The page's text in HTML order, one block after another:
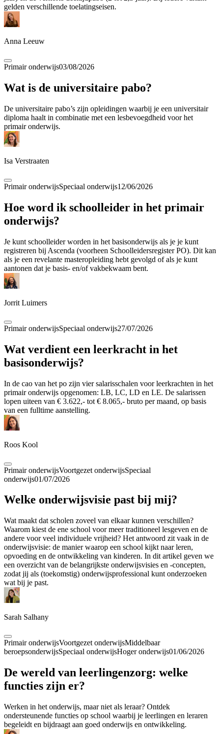
gelden verschillende toelatingseisen.
Anna Leeuw
Primair onderwijs03/08/2026
Wat is de universitaire pabo?
De universitaire pabo’s zijn opleidingen waarbij je een universitair
diploma haalt in combinatie met een lesbevoegdheid voor het
primair onderwijs.
Isa Verstraaten
Primair onderwijsSpeciaal onderwijs12/06/2026
Hoe word ik schoolleider in het primair
onderwijs?
Je kunt schoolleider worden in het basisonderwijs als je je kunt
registreren bij Ascenda (voorheen Schoolleidersregister PO). Dit kan
als je een revelante masteropleiding hebt gevolgd of als je kunt
aantonen dat je basis- en/of vakbekwaam bent.
Jorrit Luimers
Primair onderwijsSpeciaal onderwijs27/07/2026
Wat verdient een leerkracht in het
basisonderwijs?
In de cao van het po zijn vier salarisschalen voor leerkrachten in het
primair onderwijs opgenomen: LB, LC, LD en LE. De salarissen
lopen uiteen van € 3.622,- tot € 8.065,- bruto per maand, op basis
van een fulltime aanstelling.
Roos Kool
Primair onderwijsVoortgezet onderwijsSpeciaal
onderwijs01/07/2026
Welke onderwijsvisie past bij mij?
Wat maakt dat scholen zoveel van elkaar kunnen verschillen?
Waarom kiest de ene school voor meer traditioneel lesgeven en de
andere voor veel individuele vrijheid? Het antwoord zit vaak in de
onderwijsvisie: de manier waarop een school kijkt naar leren,
opvoeding en de ontwikkeling van kinderen. In dit artikel geven we
een overzicht van de belangrijkste onderwijsvisies en -concepten,
zodat jij als (toekomstig) onderwijsprofessional kunt onderzoeken
wat bij je past.
Sarah Salhany
Primair onderwijsVoortgezet onderwijsMiddelbaar
beroepsonderwijsSpeciaal onderwijsHoger onderwijs01/06/2026
De wereld van leerlingenzorg: welke
functies zijn er?
Werken in het onderwijs, maar niet als leraar? Ontdek
ondersteunende functies op school waarbij je leerlingen en leraren
begeleidt en bijdraagt aan goed onderwijs en ontwikkeling.